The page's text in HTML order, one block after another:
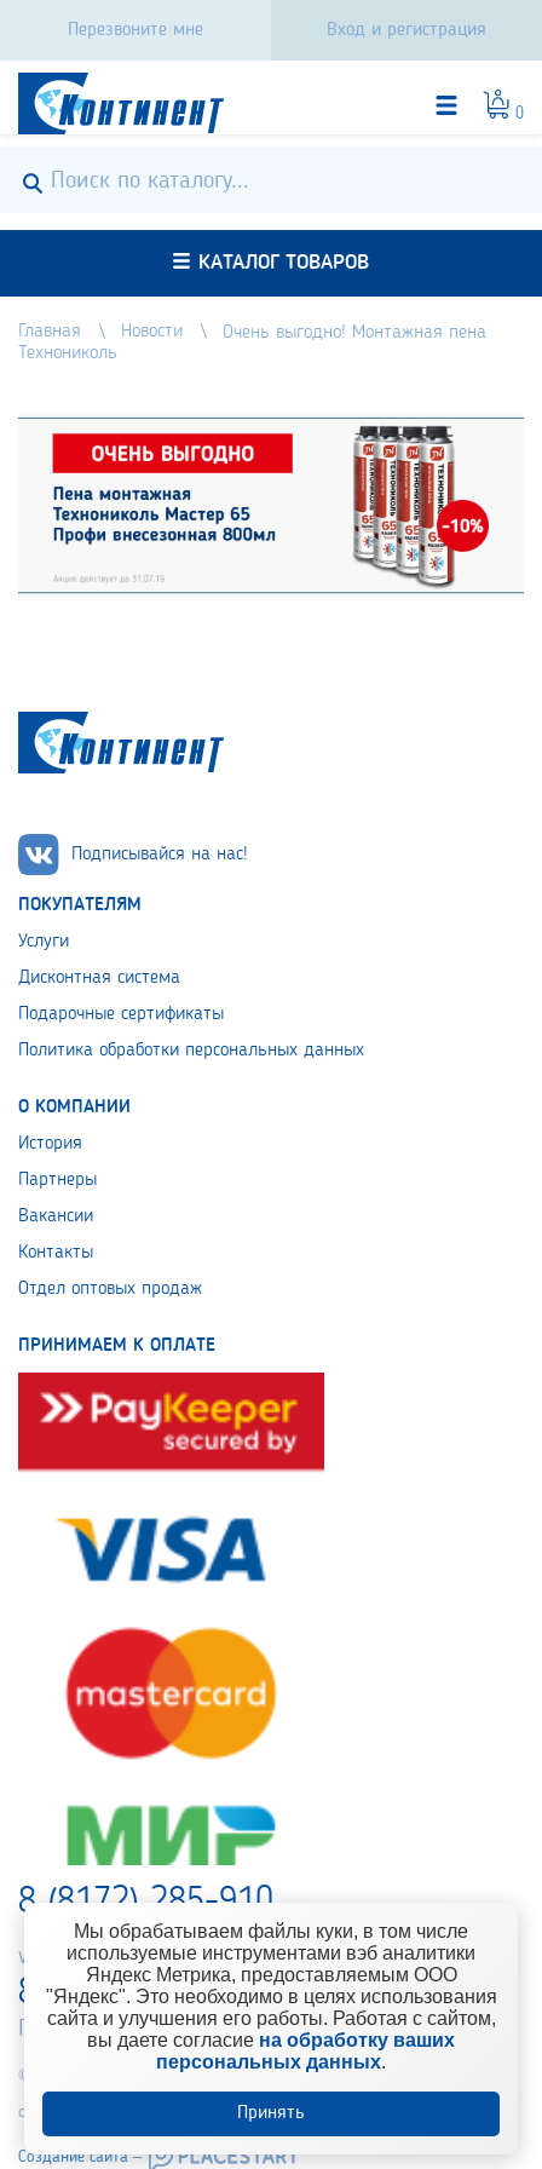
Перезвоните мне Вход и регистрация
0
КАТАЛОГ ТОВАРОВ
Главная Новости
Очень выгодно! Монтажная пена
Технониколь
Подписывайся на нас!
ПОКУПАТЕЛЯМ
Услуги
Дисконтная система
Подарочные сертификаты
Политика обработки персональных данных
О КОМПАНИИ
История
Партнеры
Вакансии
Контакты
Отдел оптовых продаж
ПРИНИМАЕМ К ОПЛАТЕ
8 (8172) 285-910
web-support@kontinent.ru
8 900 501-25-53
Горячая линия интернет-магазина
© 2010-2021 Компания «Континент» Сеть магазинов строительно-
отделочных материалов
Создание сайта –
Мы обрабатываем файлы куки, в том числе
используемые инструментами вэб аналитики
Яндекс Метрика, предоставляемым ООО
"Яндекс". Это необходимо в целях использования
сайта и улучшения его работы. Работая с сайтом,
вы даете согласие на обработку ваших
персональных данных.
Принять